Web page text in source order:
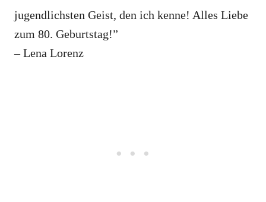
jugendlichsten Geist, den ich kenne! Alles Liebe
zum 80. Geburtstag!”
– Lena Lorenz